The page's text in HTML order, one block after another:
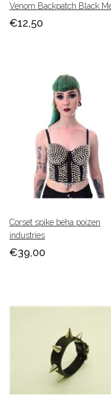
Venom Backpatch Black
€12,50
Corset spike beha poizen
industries
€39,00